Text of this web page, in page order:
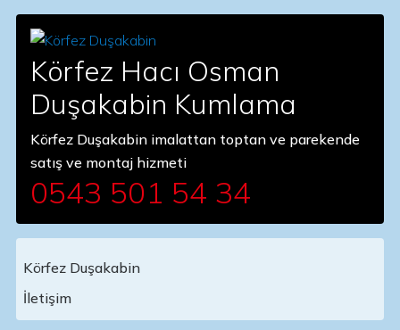
Körfez Hacı Osman
Duşakabin Kumlama
Körfez Duşakabin imalattan toptan ve parekende
satış ve montaj hizmeti
0543 501 54 34
Main Navigation
Körfez Duşakabin
İletişim